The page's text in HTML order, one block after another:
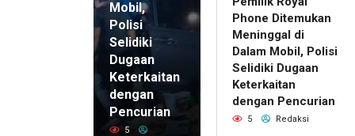
Mobil,
Polisi
Selidiki
Dugaan
Keterkaitan
dengan
Pencurian
5
Phone Ditemukan
Meninggal di
Dalam Mobil, Polisi
Selidiki Dugaan
Keterkaitan
dengan Pencurian
5 Redaksi